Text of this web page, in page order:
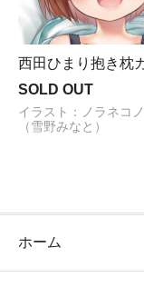
西田ひまり抱き枕
SOLD OUT
イラスト：ノラネコ
（雪野みなと）
ホーム